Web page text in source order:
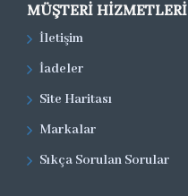
MÜŞTERI HIZMETLERI
İletişim
İadeler
Site Haritası
Markalar
Sıkça Sorulan Sorular